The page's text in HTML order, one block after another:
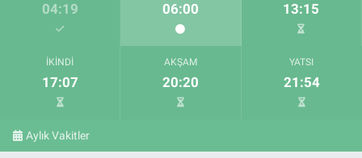
04:19 06:00 13:15
İKINDI
17:07
AKŞAM
20:20
YATSI
21:54
Aylık Vakitler